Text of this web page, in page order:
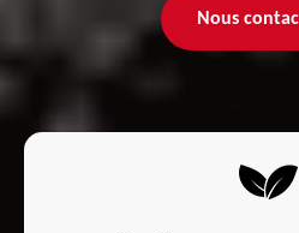
Nous